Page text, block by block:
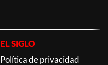
EL SIGLO
Política de privacidad